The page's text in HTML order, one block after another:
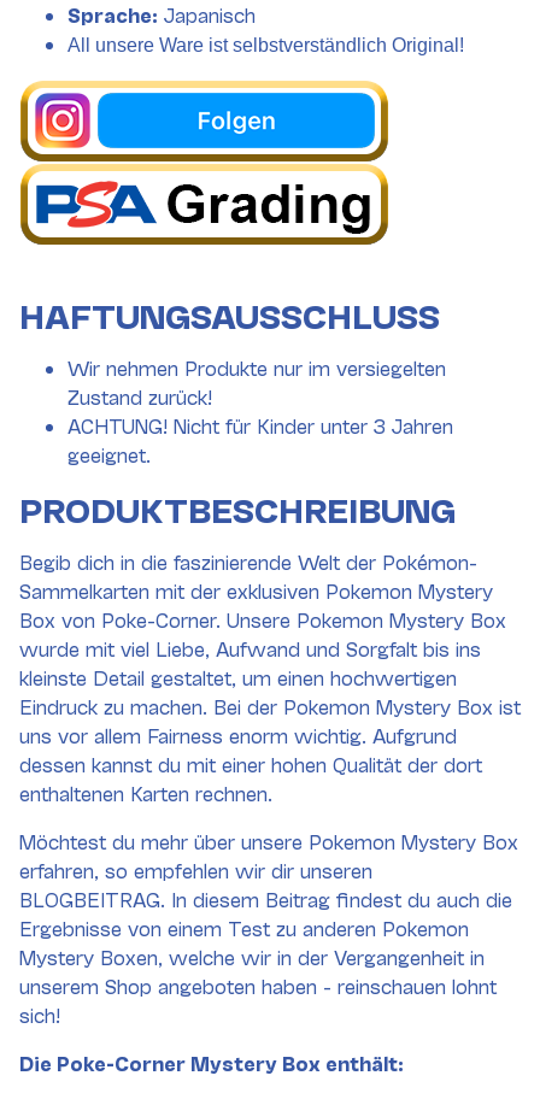
Sprache: Japanisch
All unsere Ware ist selbstverständlich Original!
HAFTUNGSAUSSCHLUSS
Wir nehmen Produkte nur im versiegelten
Zustand zurück!
ACHTUNG! Nicht für Kinder unter 3 Jahren
geeignet.
PRODUKTBESCHREIBUNG
Begib dich in die faszinierende Welt der Pokémon-
Sammelkarten mit der exklusiven Pokemon Mystery
Box von Poke-Corner. Unsere Pokemon Mystery Box
wurde mit viel Liebe, Aufwand und Sorgfalt bis ins
kleinste Detail gestaltet, um einen hochwertigen
Eindruck zu machen. Bei der Pokemon Mystery Box ist
uns vor allem Fairness enorm wichtig. Aufgrund
dessen kannst du mit einer hohen Qualität der dort
enthaltenen Karten rechnen.
Möchtest du mehr über unsere Pokemon Mystery Box
erfahren, so empfehlen wir dir unseren
BLOGBEITRAG. In diesem Beitrag findest du auch die
Ergebnisse von einem Test zu anderen Pokemon
Mystery Boxen, welche wir in der Vergangenheit in
unserem Shop angeboten haben - reinschauen lohnt
sich!
Die Poke-Corner Mystery Box enthält: